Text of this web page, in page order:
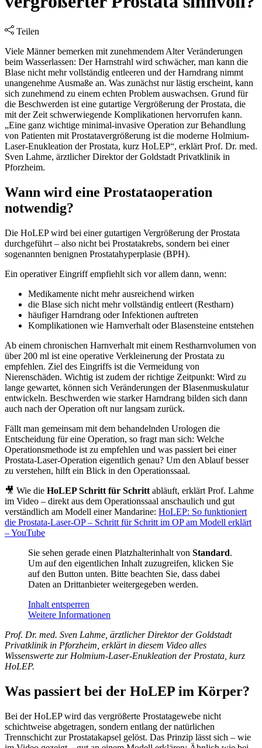
Teilen
Viele Männer bemerken mit zunehmendem Alter Veränderungen
beim Wasserlassen: Der Harnstrahl wird schwächer, man kann die
Blase nicht mehr vollständig entleeren und der Harndrang nimmt
unangenehme Ausmaße an. Was zunächst nur lästig erscheint, kann
sich zunehmend zu einem echten Problem auswachsen. Grund für
die Beschwerden ist eine gutartige Vergrößerung der Prostata, die
mit der Zeit schwerwiegende Komplikationen hervorrufen kann.
„Eine ganz wichtige minimal-invasive Operation zur Behandlung
von Patienten mit Prostatavergrößerung ist die moderne Holmium-
Laser-Enukleation der Prostata, kurz HoLEP“, erklärt Prof. Dr. med.
Sven Lahme, ärztlicher Direktor der Goldstadt Privatklinik in
Pforzheim.
Wann wird eine Prostataoperation
notwendig?
Die HoLEP wird bei einer gutartigen Vergrößerung der Prostata
durchgeführt – also nicht bei Prostatakrebs, sondern bei einer
sogenannten benignen Prostatahyperplasie (BPH).
Ein operativer Eingriff empfiehlt sich vor allem dann, wenn:
Medikamente nicht mehr ausreichend wirken
die Blase sich nicht mehr vollständig entleert (Restharn)
häufiger Harndrang oder Infektionen auftreten
Komplikationen wie Harnverhalt oder Blasensteine entstehen
Ab einem chronischen Harnverhalt mit einem Restharnvolumen von
über 200 ml ist eine operative Verkleinerung der Prostata zu
empfehlen. Ziel des Eingriffs ist die Vermeidung von
Nierenschäden. Wichtig ist zudem der richtige Zeitpunkt: Wird zu
lange gewartet, können sich Veränderungen der Blasenmuskulatur
entwickeln. Beschwerden wie starker Harndrang bilden sich dann
auch nach der Operation oft nur langsam zurück.
Fällt man gemeinsam mit dem behandelnden Urologen die
Entscheidung für eine Operation, so fragt man sich: Welche
Operationsmethode ist zu empfehlen und was passiert bei einer
Prostata-Laser-Operation eigentlich genau? Um den Ablauf besser
zu verstehen, hilft ein Blick in den Operationssaal.
🎥 Wie die HoLEP Schritt für Schritt abläuft, erklärt Prof. Lahme
im Video – direkt aus dem Operationssaal anschaulich und gut
verständlich am Modell einer Mandarine: HoLEP: So funktioniert
die Prostata-Laser-OP – Schritt für Schritt im OP am Modell erklärt
– YouTube
Sie sehen gerade einen Platzhalterinhalt von Standard.
Um auf den eigentlichen Inhalt zuzugreifen, klicken Sie
auf den Button unten. Bitte beachten Sie, dass dabei
Daten an Drittanbieter weitergegeben werden.
Inhalt entsperren
Weitere Informationen
Prof. Dr. med. Sven Lahme, ärztlicher Direktor der Goldstadt
Privatklinik in Pforzheim, erklärt in diesem Video alles
Wissenswerte zur Holmium-Laser-Enukleation der Prostata, kurz
HoLEP.
Was passiert bei der HoLEP im Körper?
Bei der HoLEP wird das vergrößerte Prostatagewebe nicht
schichtweise abgetragen, sondern entlang der natürlichen
Trennschicht zur Prostatakapsel gelöst. Das Prinzip lässt sich – wie